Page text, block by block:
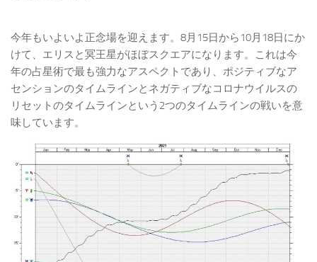
今年もいよいよ正念場を迎えます。8月15日から10月18日にか
けて、エリスと冥王星がほぼスクエアになります。これは今
年の占星術で最も強力なアスペクトであり、ポジティブなア
センションのタイムラインとネガティブなコロナウイルスの
リセットのタイムラインという2つのタイムラインの戦いを意
味しています。